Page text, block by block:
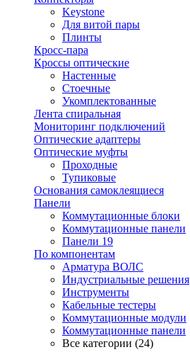
Keystone
Для витой пары
Плинты
Кросс-пара
Кроссы оптические
Настенные
Стоечные
Укомплектованные
Лента спиральная
Мониторинг подключений
Оптические адаптеры
Оптические муфты
Проходные
Тупиковые
Основания самоклеящиеся
Панели
Коммутационные блоки
Коммутационные панели
Панели 19
По компонентам
Арматура ВОЛС
Индустриальные решения
Инструменты
Кабельные тестеры
Коммутационные модули
Коммутационные панели
Все категории (24)